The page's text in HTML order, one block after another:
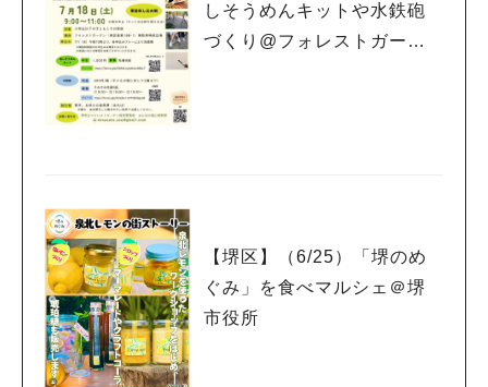
しそうめんキットや水鉄砲
づくり@フォレストガーデ
【堺区】（6/25）「堺のめ
ぐみ」を食べマルシェ＠堺
市役所